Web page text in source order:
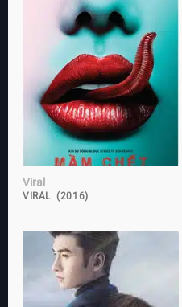
Viral
VIRAL (2016)